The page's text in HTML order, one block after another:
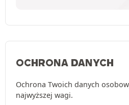
OCHRONA DANYCH
Ochrona Twoich danych
najwyższej wagi.